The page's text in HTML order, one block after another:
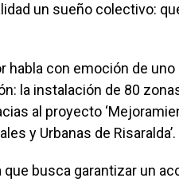
un sueño colectivo:
habla con emoción de
la instalación de 80
al proyecto
y Urbanas de Risaralda’.
que busca garantizar un